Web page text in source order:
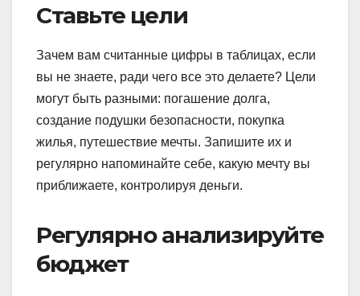
Ставьте цели
Зачем вам считанные цифры в таблицах, если
вы не знаете, ради чего все это делаете? Цели
могут быть разными: погашение долга,
создание подушки безопасности, покупка
жилья, путешествие мечты. Запишите их и
регулярно напоминайте себе, какую мечту вы
приближаете, контролируя деньги.
Регулярно анализируйте
бюджет